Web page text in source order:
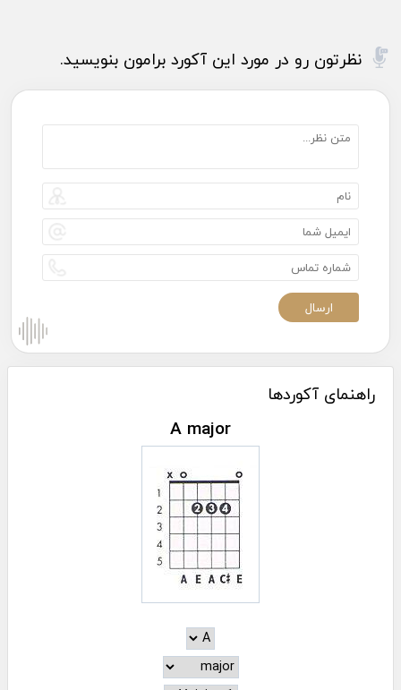
نظرتون رو در مورد این آکورد برامون بنویسید.
راهنمای آکوردها
A major